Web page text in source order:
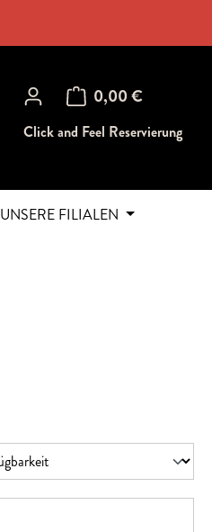
0,00 €
Warenkorb enthält 0
Click and Feel Reservierung
UNSERE FILIALEN